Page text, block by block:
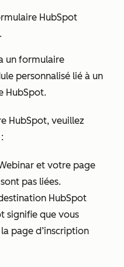
HubSpot
un formulaire
personnalisé lié à un
HubSpot.
HubSpot, veuillez
et votre page
pas liées.
HubSpot
signifie que vous
page d’inscription